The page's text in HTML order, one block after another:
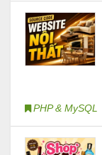
PHP & MySQL